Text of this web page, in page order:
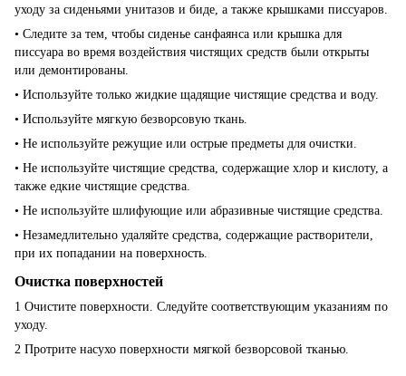
уходу за сиденьями унитазов и биде, а также крышками писсуаров.
• Следите за тем, чтобы сиденье санфаянса или крышка для
писсуара во время воздействия чистящих средств были открыты
или демонтированы.
• Используйте только жидкие щадящие чистящие средства и воду.
• Используйте мягкую безворсовую ткань.
• Не используйте режущие или острые предметы для очистки.
• Не используйте чистящие средства, содержащие хлор и кислоту, а
также едкие чистящие средства.
• Не используйте шлифующие или абразивные чистящие средства.
• Незамедлительно удаляйте средства, содержащие растворители,
при их попадании на поверхность.
Очистка поверхностей
1 Очистите поверхности. Следуйте соответствующим указаниям по
уходу.
2 Протрите насухо поверхности мягкой безворсовой тканью.